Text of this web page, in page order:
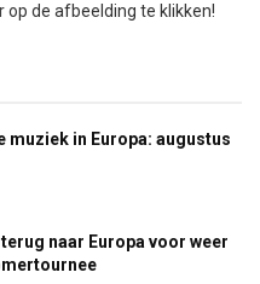
op de afbeelding te klikken!
muziek in Europa: augustus
terug naar Europa voor weer